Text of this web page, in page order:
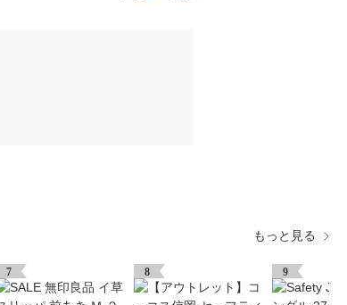
もっと見る
7 8 9